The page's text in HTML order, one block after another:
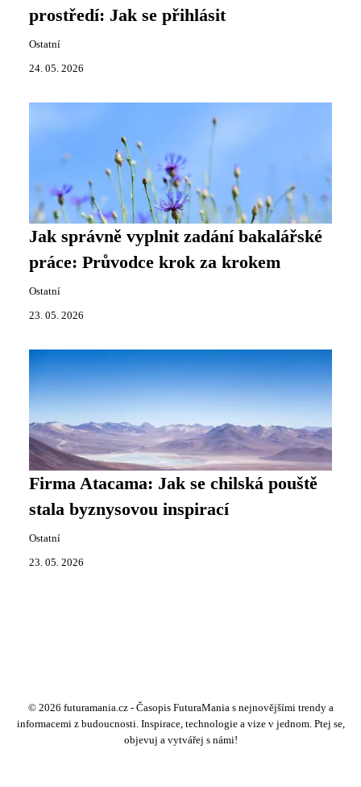
prostředí: Jak se přihlásit
Ostatní
24. 05. 2026
Jak správně vyplnit zadání bakalářské
práce: Průvodce krok za krokem
Ostatní
23. 05. 2026
Firma Atacama: Jak se chilská pouště
stala byznysovou inspirací
Ostatní
23. 05. 2026
© 2026 futuramania.cz - Časopis FuturaMania s nejnovějšími trendy a
informacemi z budoucnosti. Inspirace, technologie a vize v jednom. Ptej se,
objevuj a vytvářej s námi!